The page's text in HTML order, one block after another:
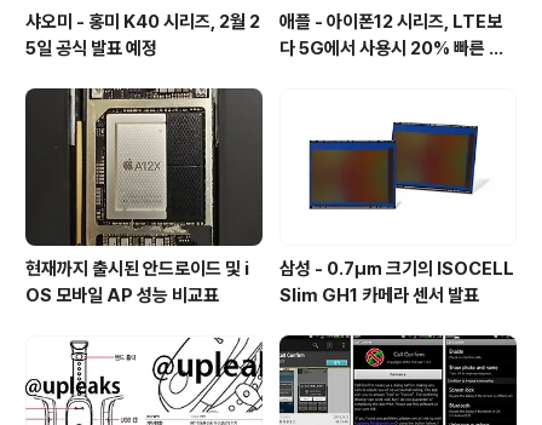
샤오미 - 홍미 K40 시리즈, 2월 2
5일 공식 발표 예정
애플 - 아이폰12 시리즈, LTE보
다 5G에서 사용시 20% 빠른 배
현재까지 출시된 안드로이드 및 i
OS 모바일 AP 성능 비교표
삼성 - 0.7㎛ 크기의 ISOCELL
Slim GH1 카메라 센서 발표